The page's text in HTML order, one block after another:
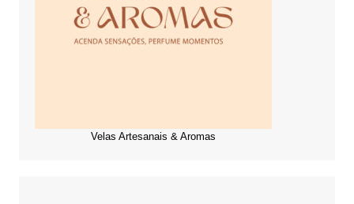
Velas Artesanais & Aromas